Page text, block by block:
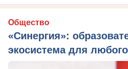
Общество
«Синергия»:
экосистема для